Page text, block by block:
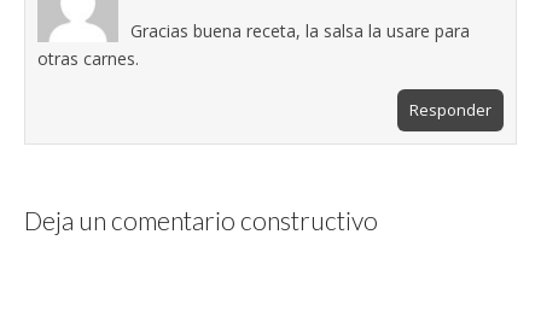
Gracias buena receta, la salsa la usare para
otras carnes.
Responder
Deja un comentario constructivo